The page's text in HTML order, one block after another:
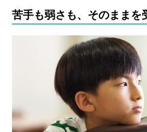
苦手も弱さも、そのままを